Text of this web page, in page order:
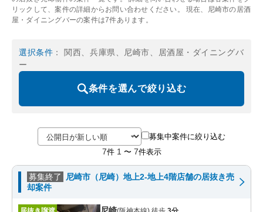
リックして、案件の詳細からお問い合わせください。 現在、尼崎市の居酒
屋・ダイニングバーの案件は7件あります。
選択条件 ： 関西、兵庫県、尼崎市、居酒屋・ダイニングバ
ー
条件を選んで絞り込む
募集中案件に絞り込む
7件 1 〜 7件表示
募集終了
尼崎市（尼崎）地上2-地上4階店舗の居抜き売
却案件